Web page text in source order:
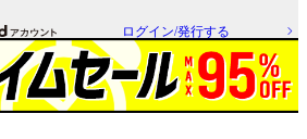
ログイン/発行する